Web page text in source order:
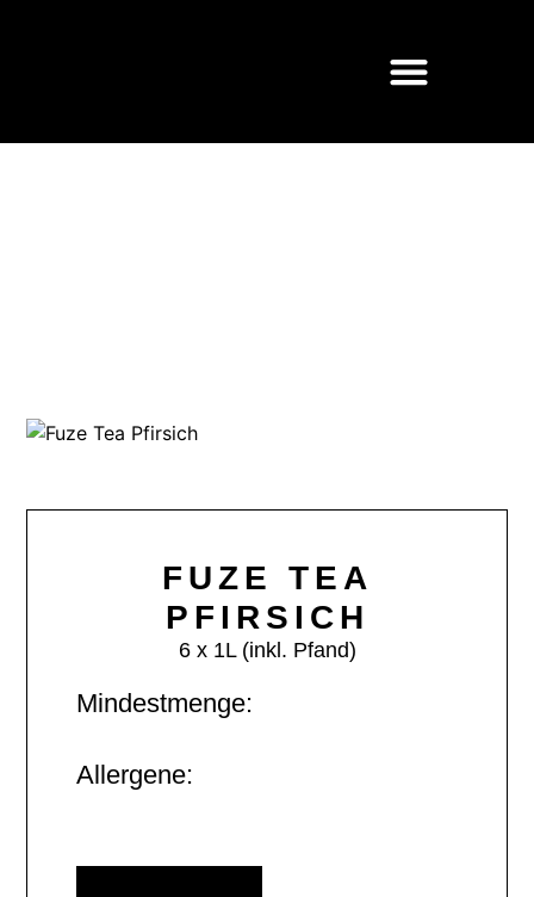
FUZE TEA
PFIRSICH
6 x 1L (inkl. Pfand)
Mindestmenge:
Allergene: